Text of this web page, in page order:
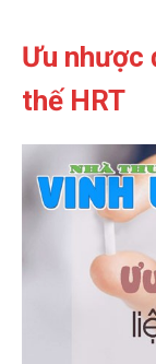
Ưu nhược
thế HRT